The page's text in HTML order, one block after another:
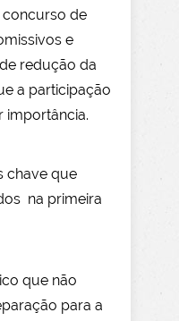
de
e
redução da
a participação
importância.
chave que
na primeira
que não
para a